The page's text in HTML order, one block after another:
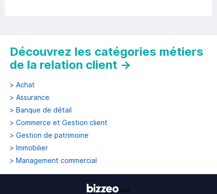
Découvrez les catégories métiers
de la relation client →
> Achat
> Assurance
> Banque de détail
> Commerce et Gestion client
> Gestion de patrimoine
> Immobilier
> Management commercial